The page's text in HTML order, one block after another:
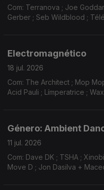
Com: Terranova ; Joe
Gerber ; Seb Wildblood ;
Electromagnético
18 jul. 2026
Com: The Architect ; Mop
Acid Pauli ; Límperatrice ;
Género: Ambient
11 jul. 2026
Com: Dave DK ; TSHA ;
Move D ; Jon Dasilva +